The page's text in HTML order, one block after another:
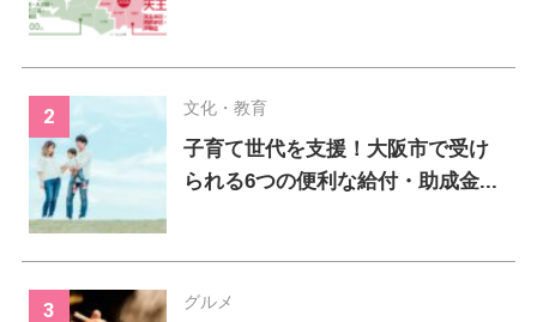
文化・教育
子育て世代を支援！大阪市で受け
られる6つの便利な給付・助成金...
グルメ